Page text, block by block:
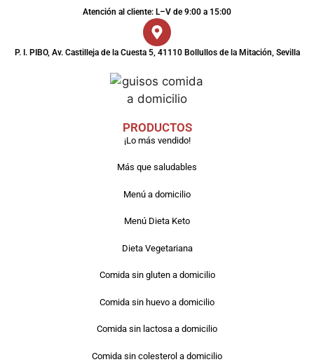
Atención al cliente: L–V de 9:00 a 15:00
P. I. PIBO, Av. Castilleja de la Cuesta 5, 41110 Bollullos de la Mitación, Sevilla
PRODUCTOS
¡Lo más vendido!
Más que saludables
Menú a domicilio
Menú Dieta Keto
Dieta Vegetariana
Comida sin gluten a domicilio
Comida sin huevo a domicilio
Comida sin lactosa a domicilio
Comida sin colesterol a domicilio